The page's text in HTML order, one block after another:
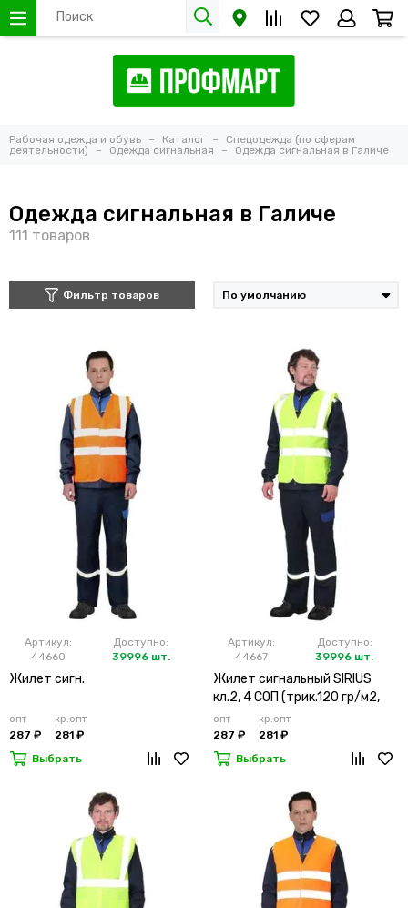
Рабочая одежда и обувь Каталог
Спецодежда (по сферам
деятельности)
Одежда сигнальная Одежда сигнальная в Галиче
Одежда сигнальная в Галиче
Фильтр товаров
Артикул:
44660
Доступно:
39996 шт.
Жилет сигн.
опт
287 ₽
кр.опт
281 ₽
Выбрать
Артикул:
44667
Доступно:
39996 шт.
Жилет сигнальный SIRIUS
кл.2, 4 СОП (трик.120 гр/м2,
карманы) лимонный
опт
287 ₽
кр.опт
281 ₽
Выбрать